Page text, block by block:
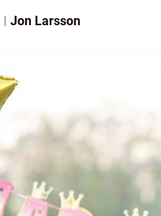
Jon Larsson